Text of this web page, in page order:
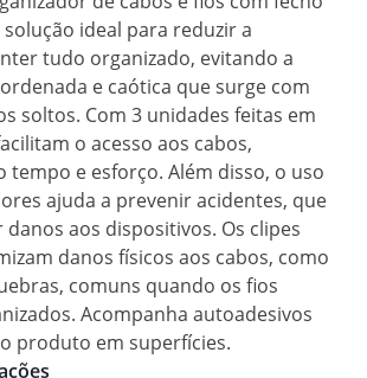
ideal para reduzir a
tudo organizado, evitando a
e caótica que surge com
soltos. Com 3 unidades feitas em
o acesso aos cabos,
tempo e esforço. Além disso, o uso
ajuda a prevenir acidentes, que
aos dispositivos. Os clipes
danos físicos aos cabos, como
comuns quando os fios
Acompanha autoadesivos
produto em superfícies.